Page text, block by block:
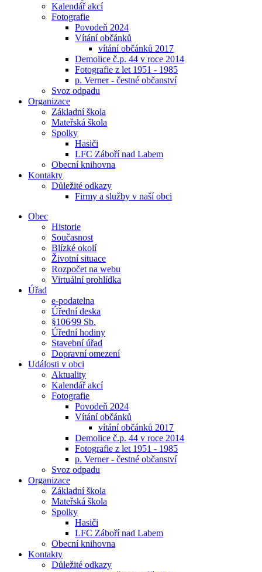
Kalendář akcí
Fotografie
Povodeň 2024
Vítání občánků
vítání občánků 2017
Demolice č.p. 44 v roce 2014
Fotografie z let 1951 - 1985
p. Verner - čestné občanství
Svoz odpadu
Organizace
Základní škola
Mateřská škola
Spolky
Hasiči
LFC Záboří nad Labem
Obecní knihovna
Kontakty
Důležité odkazy
Firmy a služby v naší obci
Obec
Historie
Současnost
Blízké okolí
Životní situace
Rozpočet na webu
Virtuální prohlídka
Úřad
e-podatelna
Úřední deska
§106⁄99 Sb.
Úřední hodiny
Stavební úřad
Dopravní omezení
Události v obci
Aktuality
Kalendář akcí
Fotografie
Povodeň 2024
Vítání občánků
vítání občánků 2017
Demolice č.p. 44 v roce 2014
Fotografie z let 1951 - 1985
p. Verner - čestné občanství
Svoz odpadu
Organizace
Základní škola
Mateřská škola
Spolky
Hasiči
LFC Záboří nad Labem
Obecní knihovna
Kontakty
Důležité odkazy